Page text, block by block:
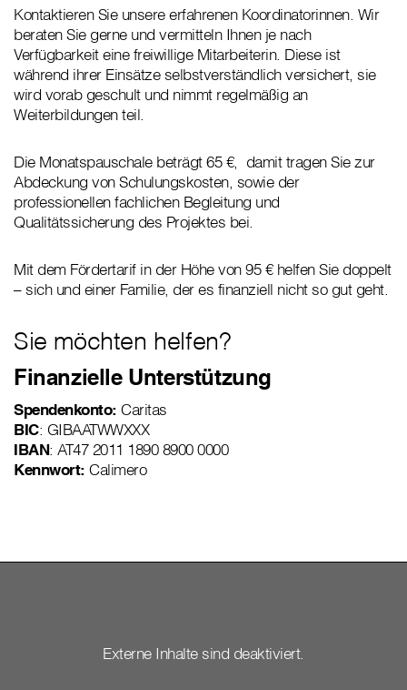
Kontaktieren Sie unsere erfahrenen Koordinatorinnen. Wir
beraten Sie gerne und vermitteln Ihnen je nach
Verfügbarkeit eine freiwillige Mitarbeiterin. Diese ist
während ihrer Einsätze selbstverständlich versichert, sie
wird vorab geschult und nimmt regelmäßig an
Weiterbildungen teil.
Die Monatspauschale beträgt 65 €, damit tragen Sie zur
Abdeckung von Schulungskosten, sowie der
professionellen fachlichen Begleitung und
Qualitätssicherung des Projektes bei.
Mit dem Fördertarif in der Höhe von 95 € helfen Sie doppelt
– sich und einer Familie, der es finanziell nicht so gut geht.
Sie möchten helfen?
Finanzielle Unterstützung
Spendenkonto: Caritas
BIC: GIBAATWWXXX
IBAN: AT47 2011 1890 8900 0000
Kennwort: Calimero
Externe Inhalte sind deaktiviert.